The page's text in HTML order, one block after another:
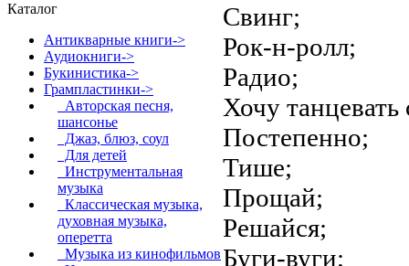
Каталог
Антикварные книги->
Аудиокниги->
Букинистика->
Грампластинки->
Авторская песня,
шансонье
Джаз, блюз, соул
Для детей
Инструментальная
музыка
Классическая музыка,
духовная музыка,
оперетта
Музыка из кинофильмов
Свинг;
Рок-н-ролл;
Радио;
Хочу танцевать
Постепенно;
Тише;
Прощай;
Решайся;
Буги-вуги;